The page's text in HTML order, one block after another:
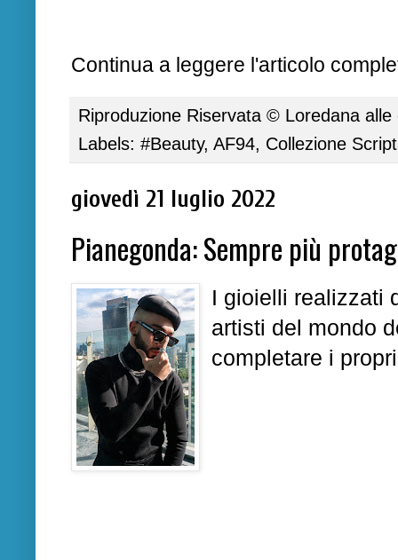
Continua a leggere l'articolo
Riproduzione Riservata © Loredana
Labels: #Beauty, AF94, Collezione
giovedì 21 luglio 2022
Pianegonda: Sempre più
I gioielli realizzati
artisti del mondo
completare i